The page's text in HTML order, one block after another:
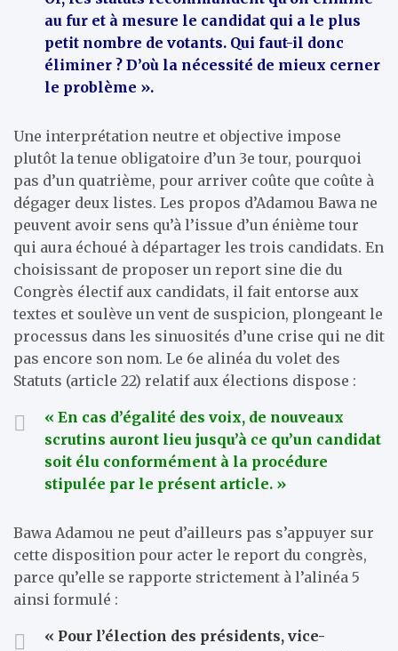
au fur et à mesure le candidat qui a le plus
petit nombre de votants. Qui faut-il donc
éliminer ? D’où la nécessité de mieux cerner
le problème ».
Une interprétation neutre et objective impose
plutôt la tenue obligatoire d’un 3e tour, pourquoi
pas d’un quatrième, pour arriver coûte que coûte à
dégager deux listes. Les propos d’Adamou Bawa ne
peuvent avoir sens qu’à l’issue d’un énième tour
qui aura échoué à départager les trois candidats. En
choisissant de proposer un report sine die du
Congrès électif aux candidats, il fait entorse aux
textes et soulève un vent de suspicion, plongeant le
processus dans les sinuosités d’une crise qui ne dit
pas encore son nom. Le 6e alinéa du volet des
Statuts (article 22) relatif aux élections dispose :
« En cas d’égalité des voix, de nouveaux
scrutins auront lieu jusqu’à ce qu’un candidat
soit élu conformément à la procédure
stipulée par le présent article. »
Bawa Adamou ne peut d’ailleurs pas s’appuyer sur
cette disposition pour acter le report du congrès,
parce qu’elle se rapporte strictement à l’alinéa 5
ainsi formulé :
« Pour l’élection des présidents, vice-